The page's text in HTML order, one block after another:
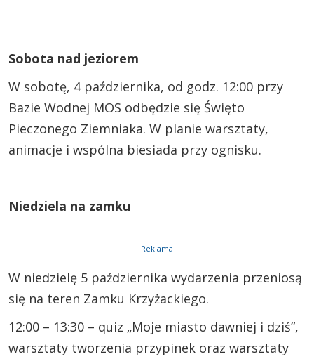
Sobota nad jeziorem
W sobotę, 4 października, od godz. 12:00 przy
Bazie Wodnej MOS odbędzie się Święto
Pieczonego Ziemniaka. W planie warsztaty,
animacje i wspólna biesiada przy ognisku.
Niedziela na zamku
Reklama
W niedzielę 5 października wydarzenia przeniosą
się na teren Zamku Krzyżackiego.
12:00 – 13:30 – quiz „Moje miasto dawniej i dziś”,
warsztaty tworzenia przypinek oraz warsztaty